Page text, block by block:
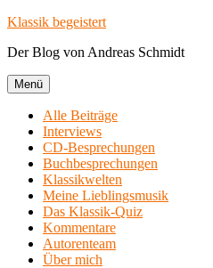
Zum
springen
Klassik begeistert
Der Blog von Andreas Schmidt
Menü
Alle Beiträge
Interviews
CD-Besprechungen
Buchbesprechungen
Klassikwelten
Meine Lieblingsmusik
Das Klassik-Quiz
Kommentare
Autorenteam
Über mich